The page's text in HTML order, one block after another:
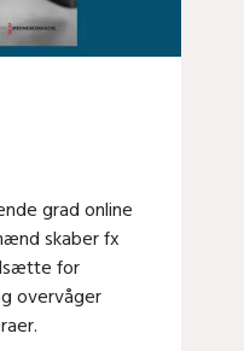
grad online
skaber fx
for
overvåger